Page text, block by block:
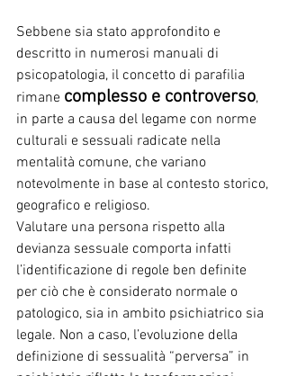
Sebbene sia stato approfondito e
descritto in numerosi manuali di
psicopatologia, il concetto di parafilia
rimane complesso e controverso,
in parte a causa del legame con norme
culturali e sessuali radicate nella
mentalità comune, che variano
notevolmente in base al contesto storico,
geografico e religioso.
Valutare una persona rispetto alla
devianza sessuale comporta infatti
l’identificazione di regole ben definite
per ciò che è considerato normale o
patologico, sia in ambito psichiatrico sia
legale. Non a caso, l’evoluzione della
definizione di sessualità “perversa” in